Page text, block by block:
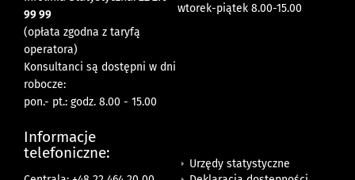
99 99
(opłata zgodna z taryfą
operatora)
Konsultanci są dostępni w dni
robocze:
pon.- pt.: godz. 8.00 - 15.00
wtorek-piątek 8.00-15.00
Informacje
telefoniczne:
Urzędy statystyczne